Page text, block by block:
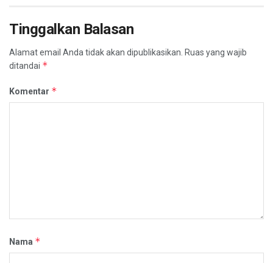
Tinggalkan Balasan
Alamat email Anda tidak akan dipublikasikan. Ruas yang wajib
ditandai *
Komentar *
Nama *